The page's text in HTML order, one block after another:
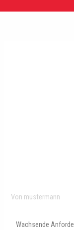
Von mustermann
Wachsende